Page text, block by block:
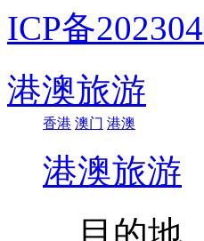
ICP备
港澳旅游
香港 澳门 港澳
港澳旅游